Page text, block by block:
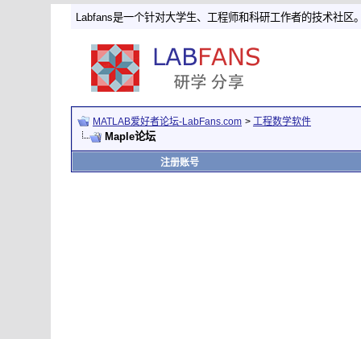
Labfans是一个针对大学生、工程师和科研工作者的技术社区
MATLAB爱好者论坛-LabFans.com > 工程数学软件
Maple论坛
注册账号